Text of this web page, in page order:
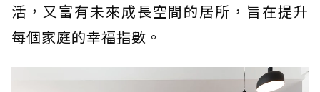
活，又富有未來成長空間的居所，旨在提升
每個家庭的幸福指數。